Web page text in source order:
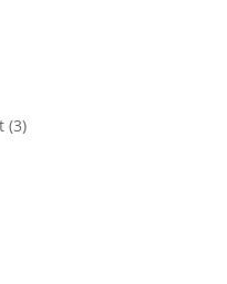
(3)